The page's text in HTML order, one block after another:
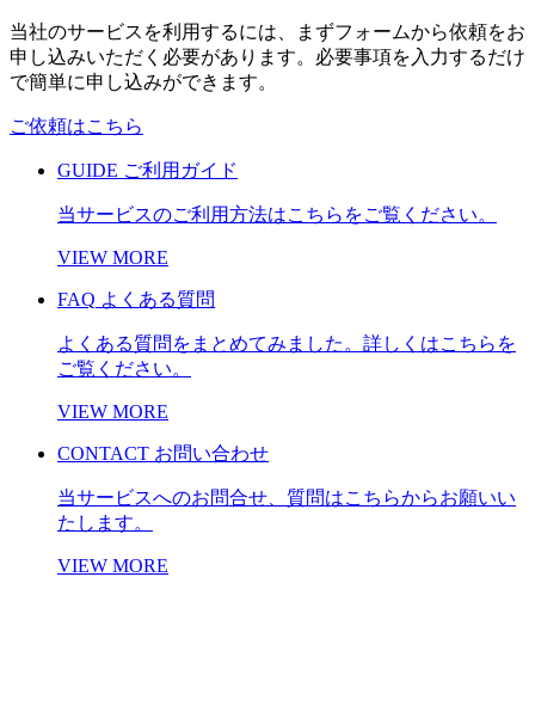
当社のサービスを利用するには、まずフォームから依頼をお
申し込みいただく必要があります。必要事項を入力するだけ
で簡単に申し込みができます。
ご依頼はこちら
GUIDE ご利用ガイド
当サービスのご利用方法はこちらをご覧ください。
VIEW MORE
FAQ よくある質問
よくある質問をまとめてみました。詳しくはこちらを
ご覧ください。
VIEW MORE
CONTACT お問い合わせ
当サービスへのお問合せ、質問はこちらからお願いい
たします。
VIEW MORE